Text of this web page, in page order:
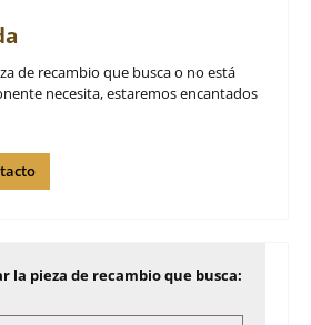
de recambio que busca o no está
necesita, estaremos encantados
la pieza de recambio que busca: